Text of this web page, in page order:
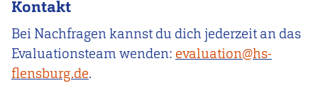
Kontakt
Bei Nachfragen kannst du dich jederzeit an das
Evaluationsteam wenden: evaluation@hs-
flensburg.de.